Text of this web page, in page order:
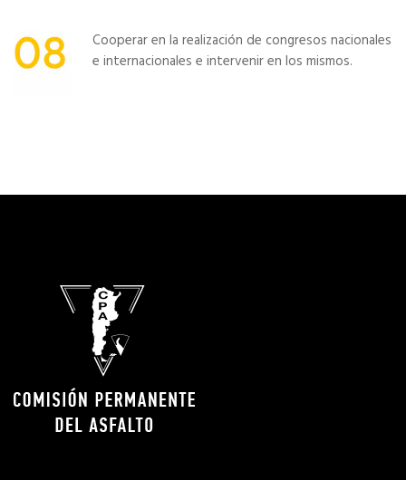
Cooperar en la realización de congresos nacionales
e internacionales e intervenir en los mismos.